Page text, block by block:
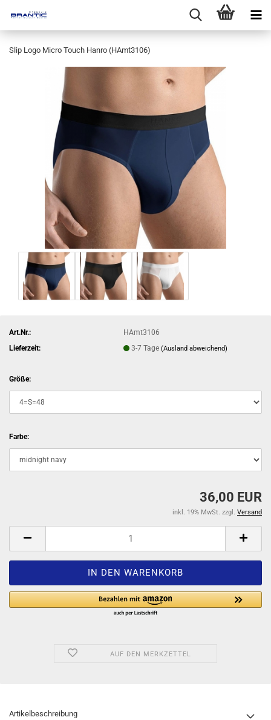
Slip Logo Micro Touch Hanro (HAmt3106)
Art.Nr.:
HAmt3106
Lieferzeit:
3-7 Tage(Ausland abweichend)
Größe:
Farbe:
36,00 EUR
inkl. 19% MwSt. zzgl. Versand
AUF DEN MERKZETTEL
Artikelbeschreibung